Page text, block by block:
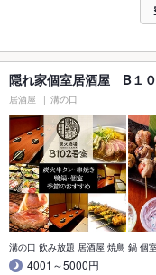
隠れ家個室居酒屋 B１
居酒屋 溝の口
溝の口 飲み放題 居酒屋 焼鳥 鍋 個
4001～5000円